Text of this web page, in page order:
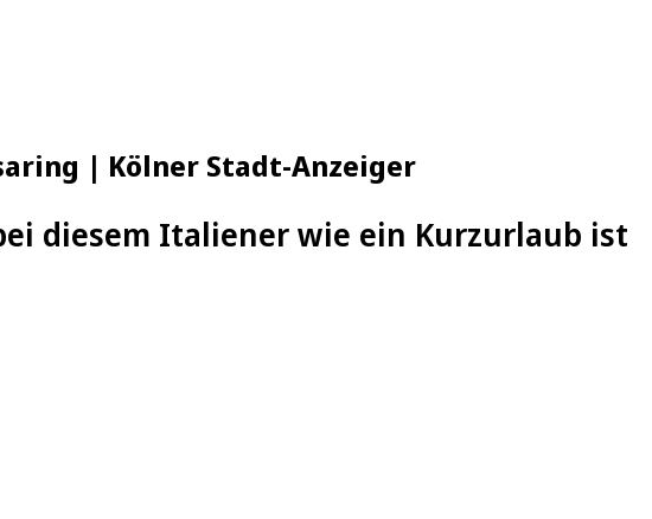
| Kölner Stadt-Anzeiger
diesem Italiener wie ein Kurzurlaub ist